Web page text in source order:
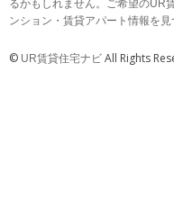
るかもしれません。ご希望のUR
ンション・賃貸アパート情報を見
© UR賃貸住宅ナビ All Rights